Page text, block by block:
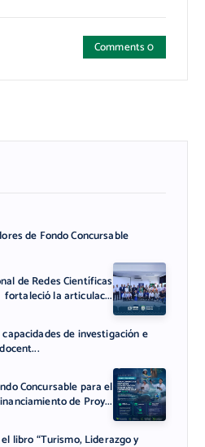
Comments 0
de Fondo Concursable
de Redes Científicas
fortaleció la articulac...
de investigación e
Concursable para el
de Proy...
libro “Turismo, Liderazgo y